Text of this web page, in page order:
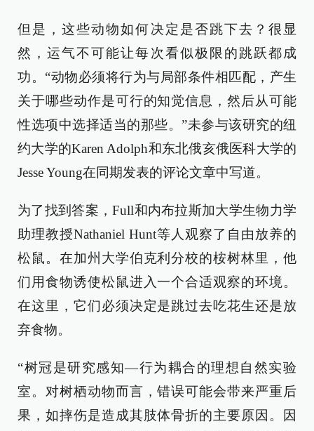
但是，这些动物如何决定是否跳下去？很显
然，运气不可能让每次看似极限的跳跃都成
功。“动物必须将行为与局部条件相匹配，产生
关于哪些动作是可行的知觉信息，然后从可能
性选项中选择适当的那些。”未参与该研究的纽
约大学的Karen Adolph和东北俄亥俄医科大学的
Jesse Young在同期发表的评论文章中写道。
为了找到答案，Full和内布拉斯加大学生物力学
助理教授Nathaniel Hunt等人观察了自由放养的
松鼠。在加州大学伯克利分校的桉树林里，他
们用食物诱使松鼠进入一个合适观察的环境。
在这里，它们必须决定是跳过去吃花生还是放
弃食物。
“树冠是研究感知—行为耦合的理想自然实验
室。对树栖动物而言，错误可能会带来严重后
果，如摔伤是造成其肢体骨折的主要原因。因